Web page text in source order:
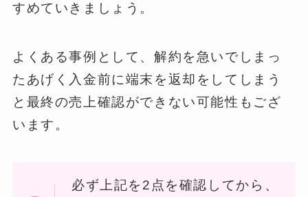
すめていきましょう。
よくある事例として、解約を急いでしまっ
たあげく入金前に端末を返却をしてしまう
と最終の売上確認ができない可能性もござ
います。
必ず上記を2点を確認してから、